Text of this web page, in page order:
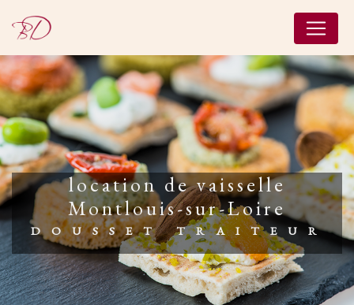
location de vaisselle
Montlouis-sur-Loire
DOUSSET TRAITEUR